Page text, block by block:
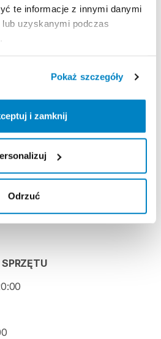
te informacje z innymi danymi
uzyskanymi podczas
Pokaż szczegóły
i zamknij
Odrzuć